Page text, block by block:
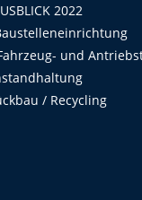
2022
und
/ Recycling